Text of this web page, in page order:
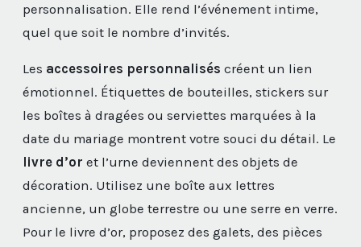
personnalisation. Elle rend l’événement intime,
quel que soit le nombre d’invités.
Les accessoires personnalisés créent un lien
émotionnel. Étiquettes de bouteilles, stickers sur
les boîtes à dragées ou serviettes marquées à la
date du mariage montrent votre souci du détail. Le
livre d’or et l’urne deviennent des objets de
décoration. Utilisez une boîte aux lettres
ancienne, un globe terrestre ou une serre en verre.
Pour le livre d’or, proposez des galets, des pièces